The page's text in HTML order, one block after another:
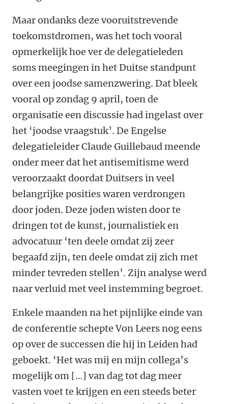
Maar ondanks deze vooruitstrevende
toekomstdromen, was het toch vooral
opmerkelijk hoe ver de delegatieleden
soms meegingen in het Duitse standpunt
over een joodse samenzwering. Dat bleek
vooral op zondag 9 april, toen de
organisatie een discussie had ingelast over
het ‘joodse vraagstuk’. De Engelse
delegatieleider Claude Guillebaud meende
onder meer dat het antisemitisme werd
veroorzaakt doordat Duitsers in veel
belangrijke posities waren verdrongen
door joden. Deze joden wisten door te
dringen tot de kunst, journalistiek en
advocatuur ‘ten deele omdat zij zeer
begaafd zijn, ten deele omdat zij zich met
minder tevreden stellen’. Zijn analyse werd
naar verluid met veel instemming begroet.
Enkele maanden na het pijnlijke einde van
de conferentie schepte Von Leers nog eens
op over de successen die hij in Leiden had
geboekt. ‘Het was mij en mijn collega’s
mogelijk om […] van dag tot dag meer
vasten voet te krijgen en een steeds beter